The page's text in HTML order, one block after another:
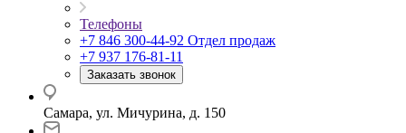
Телефоны
+7 846 300-44-92 Отдел продаж
+7 937 176-81-11
Заказать звонок
Самара, ул. Мичурина, д. 150